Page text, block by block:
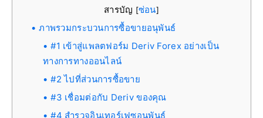
สารบัญ [ซ่อน]
ภาพรวมกระบวนการซื้อขายอนุพันธ์
#1 เข้าสู่แพลตฟอร์ม Deriv Forex อย่างเป็น
ทางการทางออนไลน์
#2 ไปที่ส่วนการซื้อขาย
#3 เชื่อมต่อกับ Deriv ของคุณ
#4 สำรวจอินเทอร์เฟซอนุพันธ์